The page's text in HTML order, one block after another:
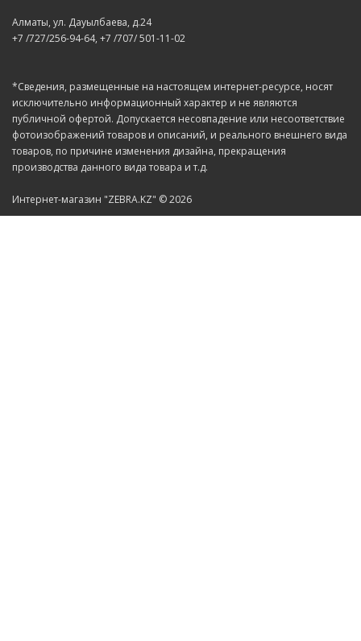
Алматы, ул. Дауылбаева, д.24
+7 /727/256-94-64, +7 /707/ 501-11-02
*Сведения, размещенные на настоящем интернет-ресурсе, носят
исключительно информационный характер и не являются
публичной офертой. Допускается несовпадение или несоответствие
фотоизображений товаров и описаний, и реального внешнего вида
товаров, по причине изменения дизайна, прекращения
производства данного вида товара и т.д.
Интернет-магазин "ZEBRA.KZ" © 2026